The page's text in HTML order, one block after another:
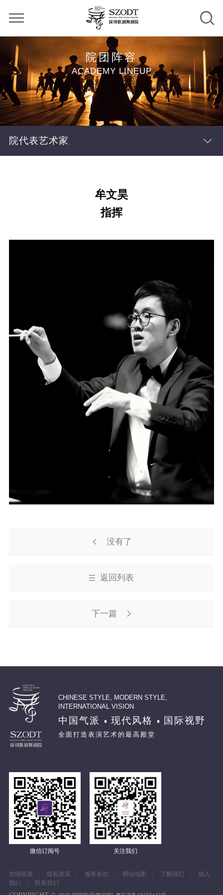
院团阵容
ACADEMY LINEUP
院代表艺术家
牟文昊
指挥
没有了
返回列表
下一篇
CHINESE STYLE, MODERN STYLE,
INTERNATIONAL VISION
中国气派 现代风格 国际视野
全面打造表演艺术的最高殿堂
微信订阅号 关注我们
友情链接 隐私政策 服务条款 网站地图 了解我们
加入
我们
联系我们